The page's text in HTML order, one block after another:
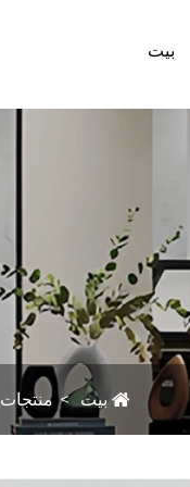
بيت
بيت منتجات